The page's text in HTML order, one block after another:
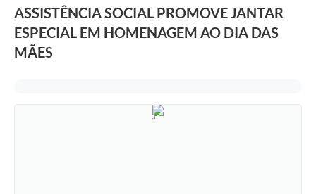
ASSISTÊNCIA SOCIAL PROMOVE JANTAR
ESPECIAL EM HOMENAGEM AO DIA DAS
MÃES